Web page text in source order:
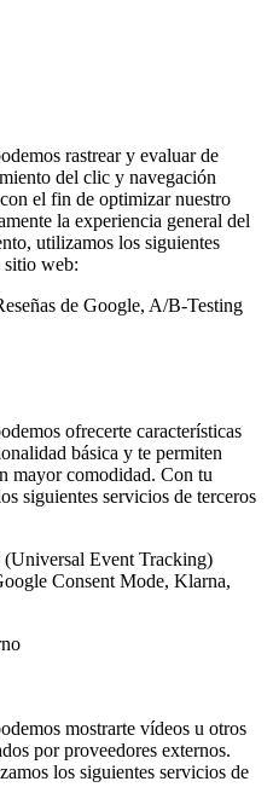
rastrear y evaluar de
del clic y navegación
el fin de optimizar nuestro
la experiencia general del
utilizamos los siguientes
sitio web:
de Google, A/B-Testing
ofrecerte características
básica y te permiten
mayor comodidad. Con tu
siguientes servicios de terceros
Event Tracking)
Consent Mode, Klarna,
mostrarte vídeos u otros
por proveedores externos.
los siguientes servicios de